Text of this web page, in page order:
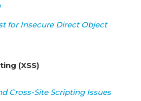
for Insecure Direct Object
(XSS)
Cross-Site Scripting Issues